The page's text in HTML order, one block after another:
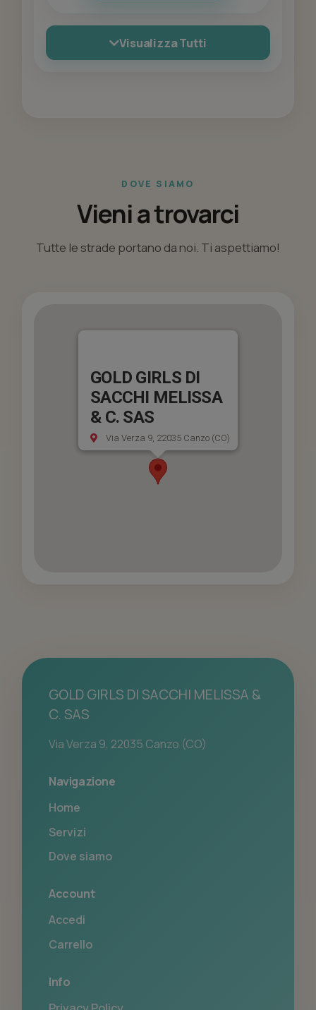
Visualizza Tutti
DOVE SIAMO
Vieni a trovarci
Tutte le strade portano da noi. Ti aspettiamo!
GOLD GIRLS DI
SACCHI MELISSA
& C. SAS
Via Verza 9, 22035 Canzo (CO)
GOLD GIRLS DI SACCHI MELISSA &
C. SAS
Via Verza 9, 22035 Canzo (CO)
Navigazione
Home
Servizi
Dove siamo
Account
Accedi
Carrello
Info